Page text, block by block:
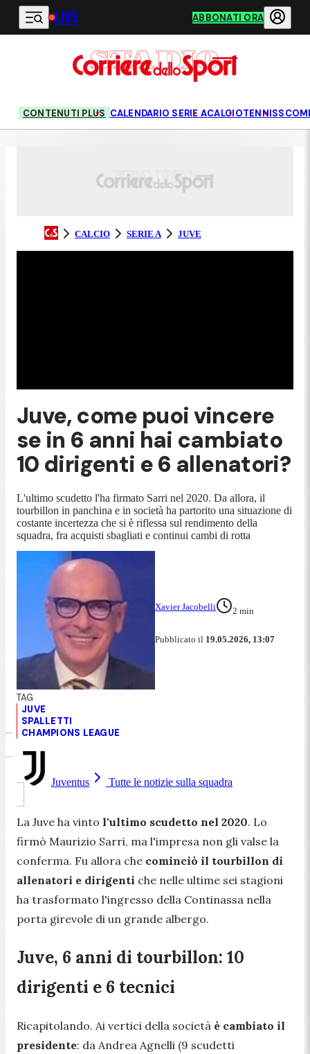
Vai al contenuto principale
LIVE ABBONATI ORA
CONTENUTI PLUS CALENDARIO SERIE ACALCIOTENNIS
CALCIO SERIE A JUVE
Juve, come puoi vincere
se in 6 anni hai cambiato
10 dirigenti e 6 allenatori?
L'ultimo scudetto l'ha firmato Sarri nel 2020. Da allora, il
tourbillon in panchina e in società ha partorito una situazione di
costante incertezza che si è riflessa sul rendimento della
squadra, fra acquisti sbagliati e continui cambi di rotta
Xavier Jacobelli 2 min
Pubblicato il 19.05.2026, 13:07
JUVE
SPALLETTI
CHAMPIONS LEAGUE
Juventus Tutte le notizie sulla squadra
La Juve ha vinto l'ultimo scudetto nel 2020. Lo
firmò Maurizio Sarri, ma l'impresa non gli valse la
conferma. Fu allora che cominciò il tourbillon di
allenatori e dirigenti che nelle ultime sei stagioni
ha trasformato l'ingresso della Continassa nella
porta girevole di un grande albergo.
Juve, 6 anni di tourbillon: 10
dirigenti e 6 tecnici
Ricapitolando. Ai vertici della società è cambiato il
presidente: da Andrea Agnelli (9 scudetti